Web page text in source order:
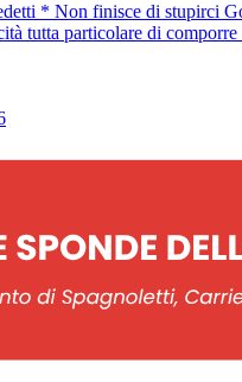
* Non finisce di stupirci
tutta particolare di